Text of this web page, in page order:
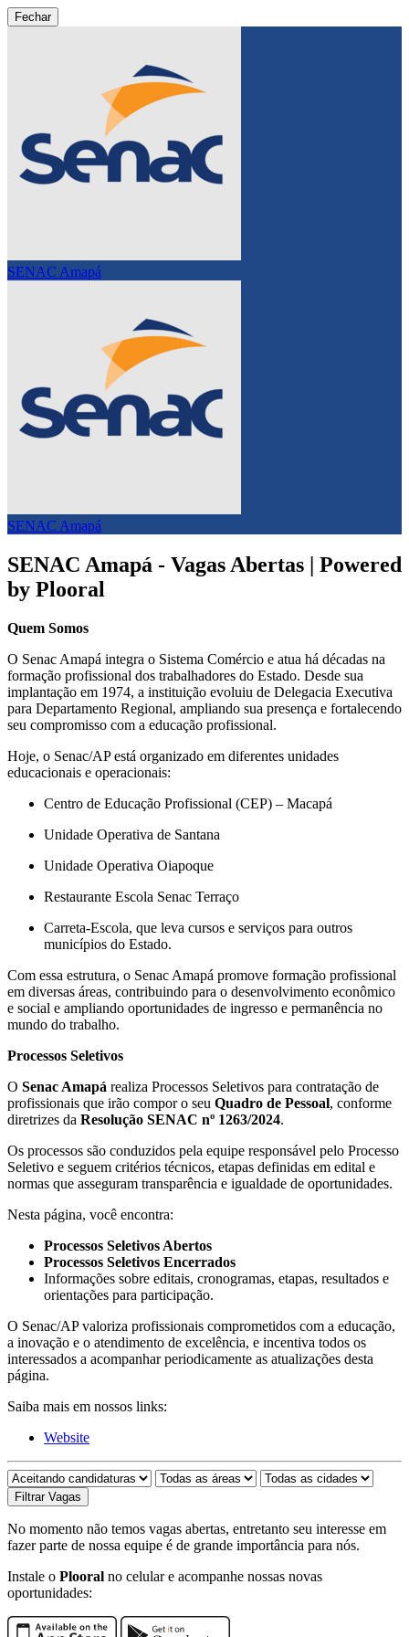
Fechar
SENAC Amapá
SENAC Amapá
SENAC Amapá - Vagas Abertas | Powered
by Plooral
Quem Somos
O Senac Amapá integra o Sistema Comércio e atua há décadas na
formação profissional dos trabalhadores do Estado. Desde sua
implantação em 1974, a instituição evoluiu de Delegacia Executiva
para Departamento Regional, ampliando sua presença e fortalecendo
seu compromisso com a educação profissional.
Hoje, o Senac/AP está organizado em diferentes unidades
educacionais e operacionais:
Centro de Educação Profissional (CEP) – Macapá
Unidade Operativa de Santana
Unidade Operativa Oiapoque
Restaurante Escola Senac Terraço
Carreta-Escola, que leva cursos e serviços para outros
municípios do Estado.
Com essa estrutura, o Senac Amapá promove formação profissional
em diversas áreas, contribuindo para o desenvolvimento econômico
e social e ampliando oportunidades de ingresso e permanência no
mundo do trabalho.
Processos Seletivos
O Senac Amapá realiza Processos Seletivos para contratação de
profissionais que irão compor o seu Quadro de Pessoal, conforme
diretrizes da Resolução SENAC nº 1263/2024.
Os processos são conduzidos pela equipe responsável pelo Processo
Seletivo e seguem critérios técnicos, etapas definidas em edital e
normas que asseguram transparência e igualdade de oportunidades.
Nesta página, você encontra:
Processos Seletivos Abertos
Processos Seletivos Encerrados
Informações sobre editais, cronogramas, etapas, resultados e
orientações para participação.
O Senac/AP valoriza profissionais comprometidos com a educação,
a inovação e o atendimento de excelência, e incentiva todos os
interessados a acompanhar periodicamente as atualizações desta
página.
Saiba mais em nossos links:
Website
No momento não temos vagas abertas, entretanto seu interesse em
fazer parte de nossa equipe é de grande importância para nós.
Instale o Plooral no celular e acompanhe nossas novas
oportunidades: